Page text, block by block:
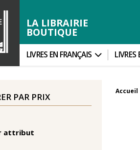
LA LIBRAIRIE
BOUTIQUE
LIVRES EN FRANÇAIS LIVRES
PAR PRIX
attribut
Accueil